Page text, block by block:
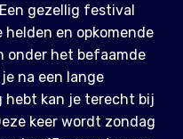
gezellig festival
en opkomende
onder het befaamde
na een lange
hebt kan je terecht bij
keer wordt zondag